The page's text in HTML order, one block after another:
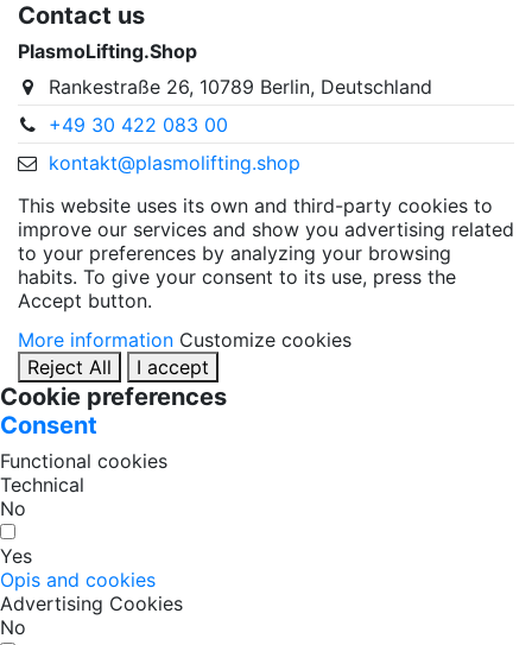
Contact us
PlasmoLifting.Shop
Rankestraße 26, 10789 Berlin, Deutschland
+49 30 422 083 00
kontakt@plasmolifting.shop
This website uses its own and third-party cookies to
improve our services and show you advertising related
to your preferences by analyzing your browsing
habits. To give your consent to its use, press the
Accept button.
More information Customize cookies
Reject All
I accept
Cookie preferences
Consent
Functional cookies
Technical
No
Yes
Opis and cookies
Advertising Cookies
No